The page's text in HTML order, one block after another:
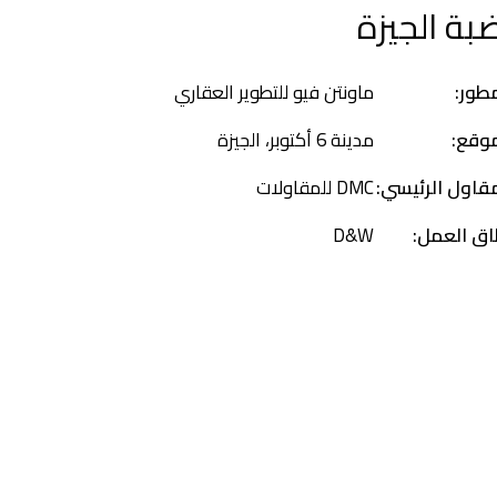
الجيزة
ماونتن فيو للتطوير العقاري
مدينة 6 أكتوبر، الجيزة
الرئيسي:DMC للمقاولات
العمل:
D&W